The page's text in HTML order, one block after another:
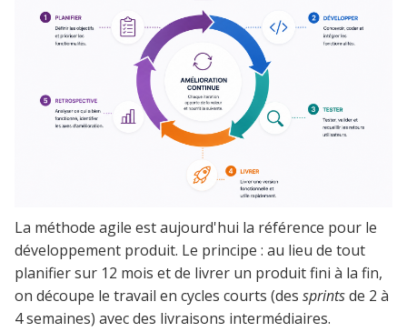
La méthode agile est aujourd'hui la référence pour le
développement produit. Le principe : au lieu de tout
planifier sur 12 mois et de livrer un produit fini à la fin,
on découpe le travail en cycles courts (des sprintsde 2 à
4 semaines) avec des livraisons intermédiaires.